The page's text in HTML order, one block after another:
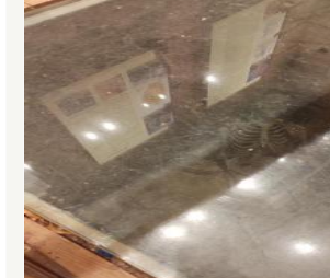
Teilnehmer:innen